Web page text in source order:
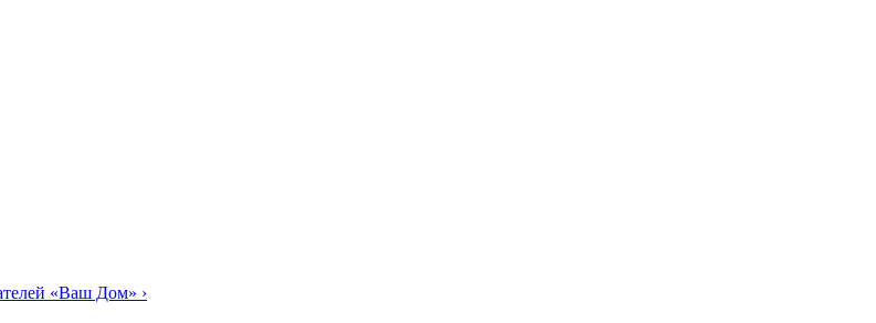
«Ваш Дом» ›